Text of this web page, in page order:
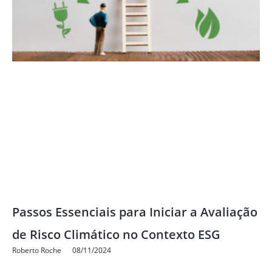
Passos Essenciais para Iniciar a Avaliação
de Risco Climático no Contexto ESG
Roberto Roche 08/11/2024